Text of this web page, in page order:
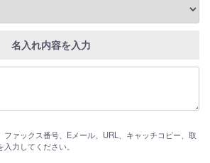
名入れ内容を入力
ァックス番号、Eメール、URL、キャッチコピー、取
力してください。